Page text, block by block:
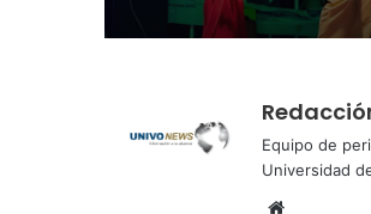
Equipo de
Universidad
Sitio